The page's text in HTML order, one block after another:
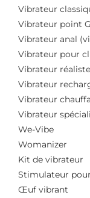
Vibrateur
Vibrateur point G
Vibrateur anal
Vibrateur pour
Vibrateur réaliste
Vibrateur
Vibrateur
Vibrateur
We-Vibe
Womanizer
Kit de vibrateur
Stimulateur
Œuf vibrant